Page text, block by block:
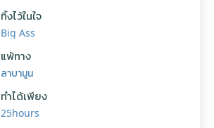
ทิ้งไว้ในใจ
Big Ass
แพ้ทาง
ลาบานูน
ทำได้เพียง
25hours